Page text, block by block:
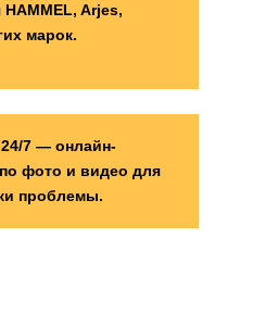
Arjes,
марок.
7 — онлайн-
фото и видео для
проблемы.